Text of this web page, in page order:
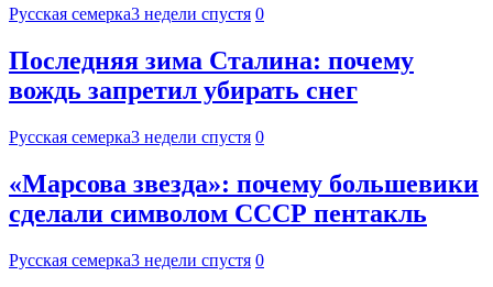
Русская семерка3 недели спустя 0
Последняя зима Сталина: почему
вождь запретил убирать снег
Русская семерка3 недели спустя 0
«Марсова звезда»: почему большевики
сделали символом СССР пентакль
Русская семерка3 недели спустя 0